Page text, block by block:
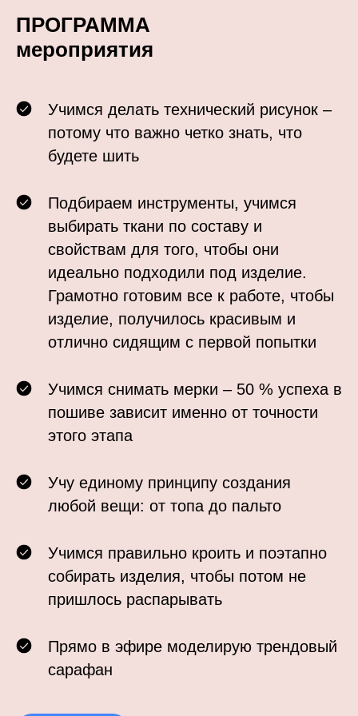
Нет учета
это не
умение,
КАЖДАЯ
ПРОГРАММА
мероприятия
Учимся делать технический рисунок –
потому что важно четко знать, что
будете шить
Подбираем инструменты, учимся
выбирать ткани по составу и
свойствам для того, чтобы они
идеально подходили под изделие.
Грамотно готовим все к работе, чтобы
изделие, получилось красивым и
отлично сидящим с первой попытки
Учимся снимать мерки – 50 % успеха в
пошиве зависит именно от точности
этого этапа
Учу единому принципу создания
любой вещи: от топа до пальто
Учимся правильно кроить и поэтапно
собирать изделия, чтобы потом не
пришлось распарывать
Прямо в эфире моделирую трендовый
сарафан